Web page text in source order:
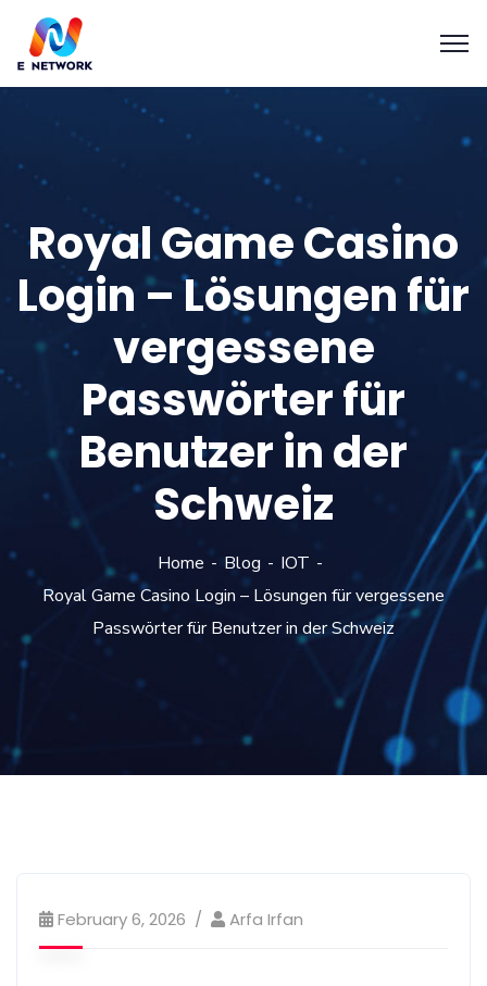
Royal Game Casino
Login – Lösungen für
vergessene
Passwörter für
Benutzer in der
Schweiz
Home Blog
IOT
Royal Game Casino Login – Lösungen für vergessene
Passwörter für Benutzer in der Schweiz
February 6, 2026 Arfa Irfan